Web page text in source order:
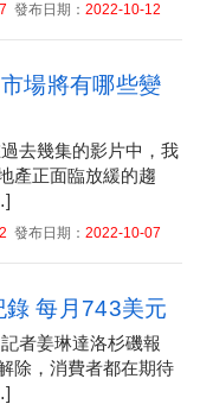
發布日期： 2022-10-12
場將有哪些變
過去幾集的影片中，我
產正面臨放緩的趨
發布日期： 2022-10-07
每月743美元
者姜琳達洛杉磯報
除，消費者都在期待